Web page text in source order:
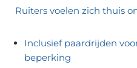
Ruiters voelen zich thuis
Inclusief paardrijden
beperking